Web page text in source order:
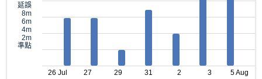
延誤
8m
6m
4m
2m
準點
26 Jul 27 29 31 2 3 5 Aug